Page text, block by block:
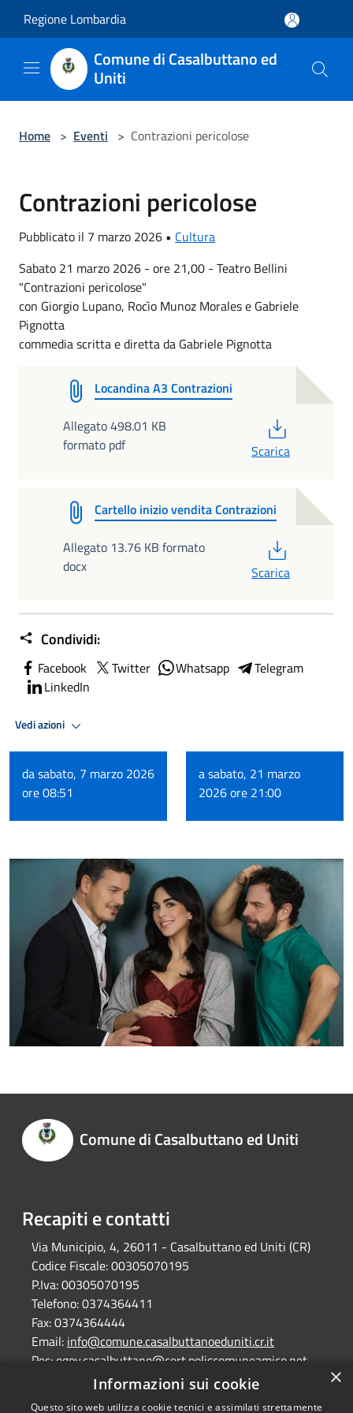
Regione Lombardia
Comune di Casalbuttano ed
Uniti
Home > Eventi > Contrazioni pericolose
Contrazioni pericolose
Pubblicato il 7 marzo 2026 • Cultura
Sabato 21 marzo 2026 - ore 21,00 - Teatro Bellini
"Contrazioni pericolose"
con Giorgio Lupano, Rocìo Munoz Morales e Gabriele
Pignotta
commedia scritta e diretta da Gabriele Pignotta
Locandina A3 Contrazioni
Allegato 498.01 KB
formato pdf
Scarica
Cartello inizio vendita Contrazioni
Allegato 13.76 KB formato
docx
Scarica
Condividi:
Facebook Twitter Whatsapp
Telegram
LinkedIn
Vedi azioni
da sabato, 7 marzo 2026
ore 08:51
a sabato, 21 marzo
2026 ore 21:00
Comune di Casalbuttano ed Uniti
Recapiti e contatti
Via Municipio, 4, 26011 - Casalbuttano ed Uniti (CR)
Codice Fiscale:00305070195
P.Iva:00305070195
Telefono:0374364411
Fax:0374364444
Email: info@comune.casalbuttanoeduniti.cr.it
Pec: egov.casalbuttano@cert.poliscomuneamico.net
×
Informazioni sui cookie
Questo sito web utilizza cookie tecnici e assimilati strettamente